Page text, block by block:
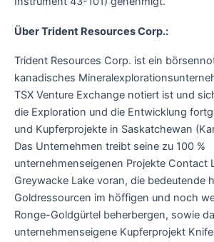
Über Trident Resources Corp.:
Trident Resources Corp. ist ein
kanadisches
TSX Venture Exchange notiert ist und
die Exploration und die Entwicklung
und Kupferprojekte in Saskatchewan
Das Unternehmen treibt seine zu 100 %
unternehmenseigenen Projekte Contact
Greywacke Lake voran, die bedeutende
Goldressourcen im höffigen und noch
Ronge-Goldgürtel beherbergen, sowie
unternehmenseigene Kupferprojekt